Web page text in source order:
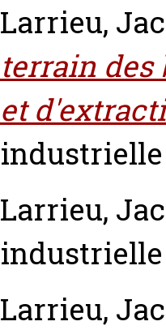
Larrieu,
terrain des
et
industrielle
Larrieu,
industrielle
Larrieu,